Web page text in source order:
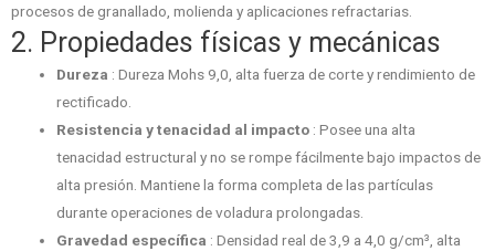
procesos de granallado, molienda y aplicaciones refractarias.
2. Propiedades físicas y mecánicas
Dureza : Dureza Mohs 9,0, alta fuerza de corte y rendimiento de
rectificado.
Resistencia y tenacidad al impacto : Posee una alta
tenacidad estructural y no se rompe fácilmente bajo impactos de
alta presión. Mantiene la forma completa de las partículas
durante operaciones de voladura prolongadas.
Gravedad específica : Densidad real de 3,9 a 4,0 g/cm³, alta